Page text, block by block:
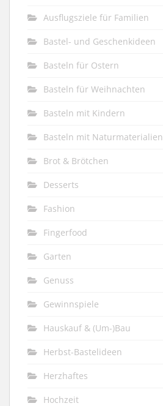
Ausflugsziele für Familien
Bastel- und Geschenkideen
Basteln für Ostern
Basteln für Weihnachten
Basteln mit Kindern
Basteln mit Naturmaterialien
Brot & Brötchen
Desserts
Fashion
Fingerfood
Garten
Genuss
Gewinnspiele
Hauskauf & (Um-)Bau
Herbst-Bastelideen
Herzhaftes
Hochzeit